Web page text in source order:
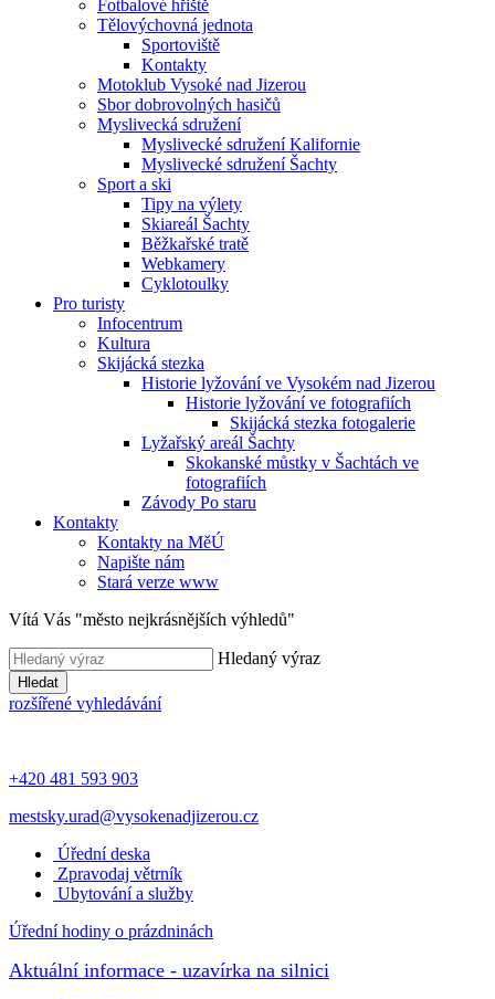
Fotbalové hřiště
Tělovýchovná jednota
Sportoviště
Kontakty
Motoklub Vysoké nad Jizerou
Sbor dobrovolných hasičů
Myslivecká sdružení
Myslivecké sdružení Kalifornie
Myslivecké sdružení Šachty
Sport a ski
Tipy na výlety
Skiareál Šachty
Běžkařské tratě
Webkamery
Cyklotoulky
Pro turisty
Infocentrum
Kultura
Skijácká stezka
Historie lyžování ve Vysokém nad Jizerou
Historie lyžování ve fotografiích
Skijácká stezka fotogalerie
Lyžařský areál Šachty
Skokanské můstky v Šachtách ve
fotografiích
Závody Po staru
Kontakty
Kontakty na MěÚ
Napište nám
Stará verze www
Vítá Vás "město nejkrásnějších výhledů"
Hledaný výraz
Hledat
rozšířené vyhledávání
+420 481 593 903
mestsky.urad@vysokenadjizerou.cz
Úřední deska
Zpravodaj větrník
Ubytování a služby
Úřední hodiny o prázdninách
Aktuální informace - uzavírka na silnici